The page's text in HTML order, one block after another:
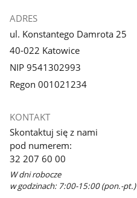
ADRES
ul. Konstantego Damrota 25
40-022 Katowice
NIP 9541302993
Regon 001021234
KONTAKT
Skontaktuj się z nami
pod numerem:
32 207 60 00
W dni robocze
w godzinach: 7:00-15:00 (pon.-pt.)